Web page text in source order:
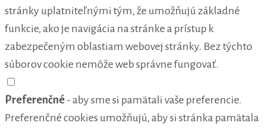
stránky uplatniteľnými tým, že umožňujú základné
funkcie, ako je navigácia na stránke a prístup k
zabezpečeným oblastiam webovej stránky. Bez týchto
súborov cookie nemôže web správne fungovať.
Preferenčné - aby sme si pamätali vaše preferencie.
Preferenčné cookies umožňujú, aby si stránka pamätala